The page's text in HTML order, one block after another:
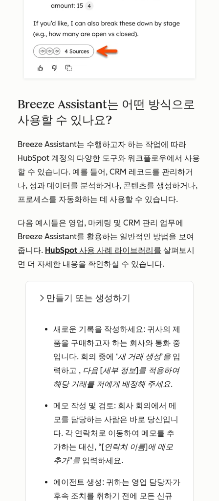
Breeze Assistant는 어떤 방식으로
사용할 수 있나요?
Breeze Assistant는 수행하고자 하는 작업에 따라
HubSpot 계정의 다양한 도구와 워크플로우에서 사용
할 수 있습니다. 예를 들어, CRM 레코드를 관리하거
나, 성과 데이터를 분석하거나, 콘텐츠를 생성하거나,
프로세스를 자동화하는 데 사용할 수 있습니다.
다음 예시들은 영업, 마케팅 및 CRM 관리 업무에
Breeze Assistant를 활용하는 일반적인 방법을 보여
줍니다. HubSpot 사용 사례 라이브러리를 살펴보시
면 더 자세한 내용을 확인하실 수 있습니다.
만들기 또는 생성하기
새로운 기록을 작성하세요: 귀사의 제
품을 구매하고자 하는 회사와 통화 중
입니다. 회의 중에 ‘새 거래 생성’을 입
력하고 , 다음 [세부 정보]를 적용하여
해당 거래를 저에게 배정해 주세요.
메모 작성 및 검토: 회사 회의에서 메
모를 담당하는 사람은 바로 당신입니
다. 각 연락처로 이동하여 메모를 추
가하는 대신, “[연락처 이름]에 메모
추가”를 입력하세요.
에이전트 생성: 귀하는 영업 담당자가
후속 조치를 취하기 전에 모든 신규